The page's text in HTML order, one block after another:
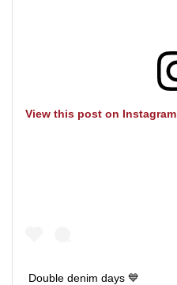
View this post on Instagram
Double denim days 💙